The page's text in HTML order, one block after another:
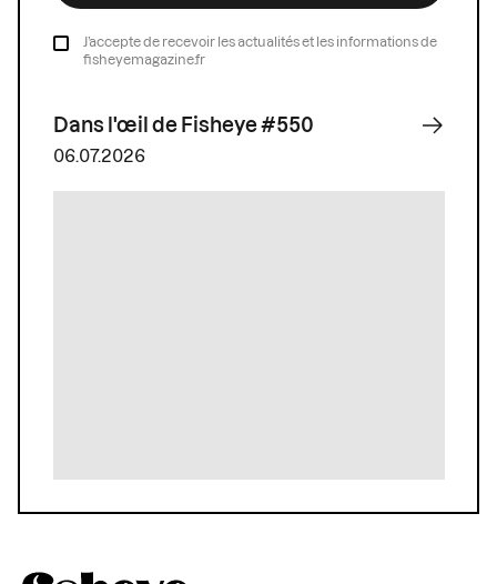
J’accepte de recevoir les actualités et les informations de
fisheyemagazine.fr
Dans l'œil de Fisheye #550
06.07.2026